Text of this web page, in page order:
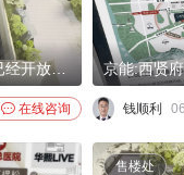
项目样板间和售楼处已经开放了，欢迎参观
 在线咨询
京能:西贤
钱顺利
售楼处